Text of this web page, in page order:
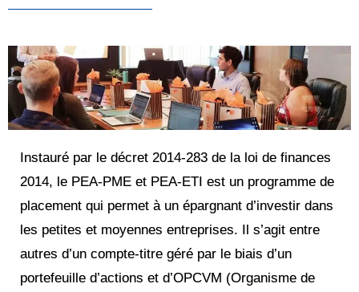
Instauré par le décret 2014-283 de la loi de finances
2014, le PEA-PME et PEA-ETI est un programme de
placement qui permet à un épargnant d’investir dans
les petites et moyennes entreprises. Il s’agit entre
autres d’un compte-titre géré par le biais d’un
portefeuille d’actions et d’OPCVM (Organisme de